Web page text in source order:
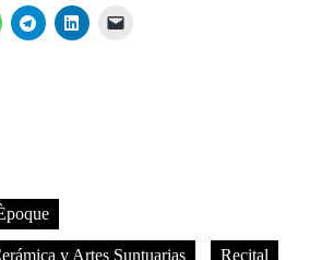
y Artes Suntuarias Recital